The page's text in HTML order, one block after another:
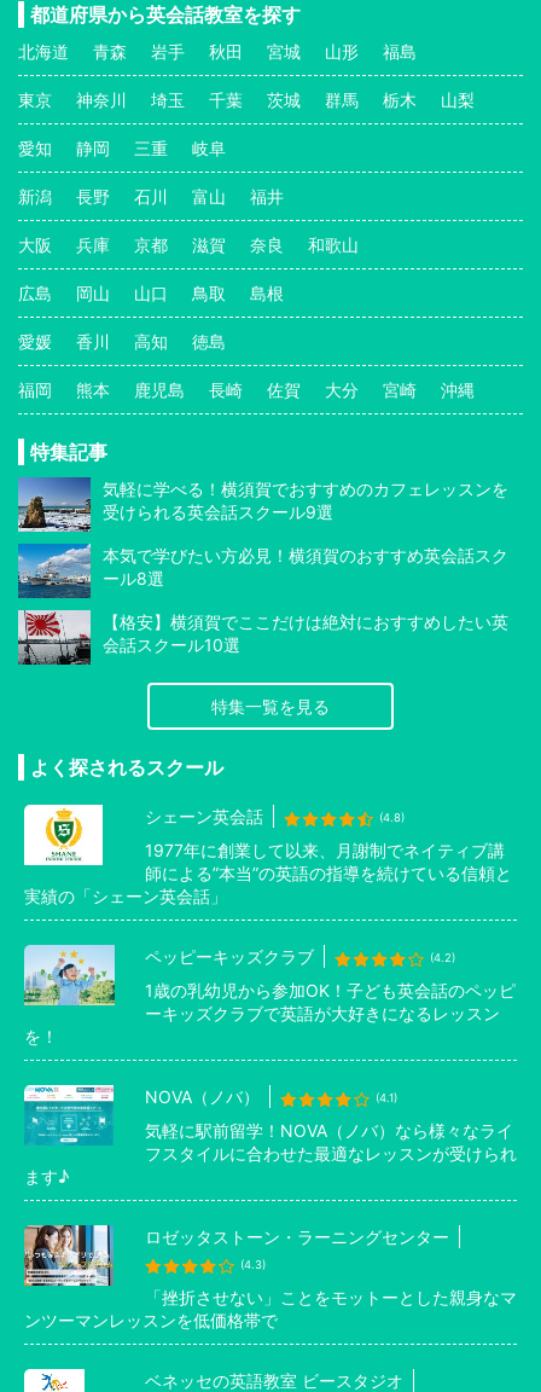
都道府県から英会話教室を探す
北海道 青森 岩手 秋田 宮城 山形 福島
東京 神奈川 埼玉 千葉 茨城 群馬 栃木 山梨
愛知 静岡 三重 岐阜
新潟 長野 石川 富山 福井
大阪 兵庫 京都 滋賀 奈良 和歌山
広島 岡山 山口 鳥取 島根
愛媛 香川 高知 徳島
福岡 熊本 鹿児島 長崎 佐賀 大分 宮崎 沖縄
特集記事
気軽に学べる！横須賀でおすすめのカフェレッスンを
受けられる英会話スクール9選
本気で学びたい方必見！横須賀のおすすめ英会話スク
ール8選
【格安】横須賀でここだけは絶対におすすめしたい英
会話スクール10選
特集一覧を見る
よく探されるスクール
シェーン英会話 (4.8)
1977年に創業して以来、月謝制でネイティブ講
師による”本当”の英語の指導を続けている信頼と
実績の「シェーン英会話」
ペッピーキッズクラブ (4.2)
1歳の乳幼児から参加OK！子ども英会話のペッピ
ーキッズクラブで英語が大好きになるレッスン
を！
NOVA（ノバ） (4.1)
気軽に駅前留学！NOVA（ノバ）なら様々なライ
フスタイルに合わせた最適なレッスンが受けられ
ます♪
ロゼッタストーン・ラーニングセンター
(4.3)
「挫折させない」ことをモットーとした親身なマ
ンツーマンレッスンを低価格帯で
ベネッセの英語教室 ビースタジオ